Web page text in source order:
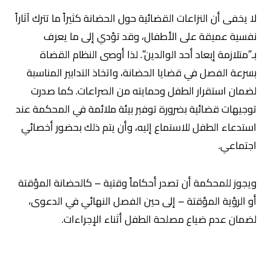
لا يخفى أن النزاعات القضائية حول الحضانة كثيراً ما تترك آثاراً
نفسية عميقة على الأطفال، وقد تؤدي إلى ما يعرف
بـ”متلازمة إبعاد أحد الوالدين”. لذا أوصى النظام القضاة
بسرعة الفصل في قضايا الحضانة، واتخاذ التدابير المناسبة
لضمان استقرار الطفل وحمايته من الصراعات. كما صدرت
توجيهات قضائية بضرورة توفير بيئة ملائمة في المحكمة عند
استدعاء الطفل للاستماع إليه، وأن يتم ذلك بحضور أخصائي
اجتماعي.
ويجوز للمحكمة أن تصدر أحكاماً وقتية – كالحضانة المؤقتة
أو الرؤية المؤقتة – إلى حين الفصل النهائي في الدعوى،
لضمان عدم ضياع مصلحة الطفل أثناء الإجراءات.